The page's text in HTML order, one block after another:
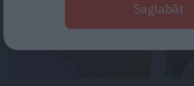
Saglabāt